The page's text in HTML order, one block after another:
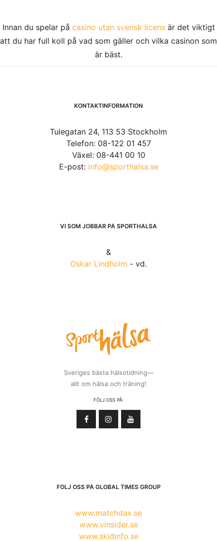
Innan du spelar på casino utan svensk licensär det viktigt
att du har full koll på vad som gäller och vilka casinon som
är bäst.
KONTAKTINFORMATION
Tulegatan 24, 113 53 Stockholm
Telefon: 08-122 01 457
Växel: 08-441 00 10
E-post: info@sporthalsa.se
VI SOM JOBBAR PÅ SPORTHÄLSA
&
Oskar Lindholm - vd.
Sveriges bästa hälsotidning—
allt om hälsa och träning!
FÖLJ OSS PÅ:
FÖLJ OSS PÅ GLOBAL TIMES GROUP
www.matchdax.se
www.vinsider.se
www.skidinfo.se